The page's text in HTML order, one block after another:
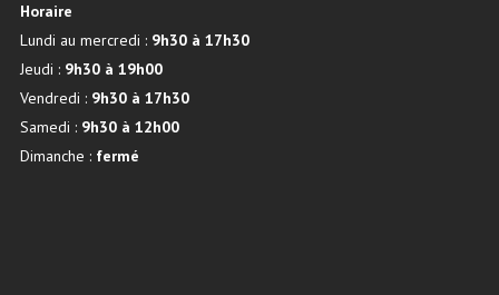
Horaire
Lundi au mercredi : 9h30 à 17h30
Jeudi : 9h30 à 19h00
Vendredi : 9h30 à 17h30
Samedi : 9h30 à 12h00
Dimanche : fermé